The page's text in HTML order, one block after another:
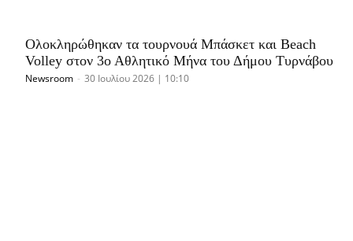
Ολοκληρώθηκαν τα τουρνουά Μπάσκετ και Beach
Volley στον 3ο Αθλητικό Μήνα του Δήμου Τυρνάβου
Newsroom - 30 Ιουλίου 2026 | 10:10